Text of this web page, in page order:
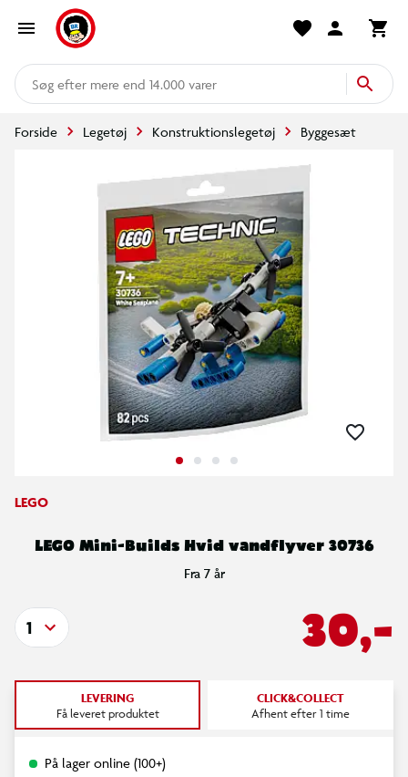
mere end 14.000 varer
Forside Legetøj Konstruktionslegetøj Byggesæt
LEGO
LEGO Mini-Builds Hvid vandflyver 30736
Fra 7 år
30,-
1
LEVERING
Få leveret produktet
CLICK&COLLECT
Afhent efter 1 time
På lager online (100+)